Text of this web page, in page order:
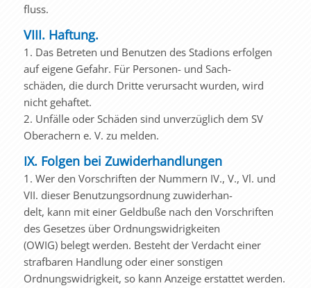
fluss.
VIII. Haftung.
1. Das Betreten und Benutzen des Stadions erfolgen
auf eigene Gefahr. Für Personen- und Sach-
schäden, die durch Dritte verursacht wurden, wird
nicht gehaftet.
2. Unfälle oder Schäden sind unverzüglich dem SV
Oberachern e. V. zu melden.
IX. Folgen bei Zuwiderhandlungen
1. Wer den Vorschriften der Nummern IV., V., Vl. und
VII. dieser Benutzungsordnung zuwiderhan-
delt, kann mit einer Geldbuße nach den Vorschriften
des Gesetzes über Ordnungswidrigkeiten
(OWIG) belegt werden. Besteht der Verdacht einer
strafbaren Handlung oder einer sonstigen
Ordnungswidrigkeit, so kann Anzeige erstattet werden.